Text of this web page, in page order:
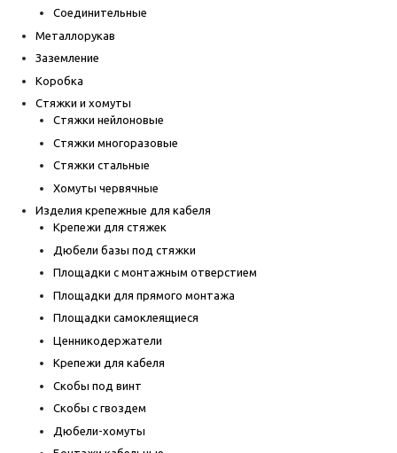
Соединительные
Металлорукав
Заземление
Коробка
Стяжки и хомуты
Стяжки нейлоновые
Стяжки многоразовые
Стяжки стальные
Хомуты червячные
Изделия крепежные для кабеля
Крепежи для стяжек
Дюбели базы под стяжки
Площадки с монтажным отверстием
Площадки для прямого монтажа
Площадки самоклеящиеся
Ценникодержатели
Крепежи для кабеля
Скобы под винт
Скобы с гвоздем
Дюбели-хомуты